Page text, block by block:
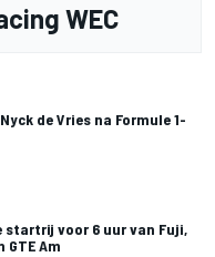
WEC
de Vries na Formule 1-
voor 6 uur van Fuji,
Am